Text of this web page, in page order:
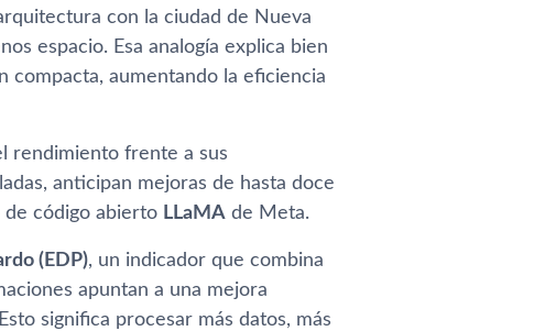
con la ciudad de Nueva
espacio. Esa analogía explica bien
aumentando la eficiencia
rendimiento frente a sus
anticipan mejoras de hasta doce
de código abierto LLaMA de Meta.
(EDP), un indicador que combina
apuntan a una mejora
significa procesar más datos, más